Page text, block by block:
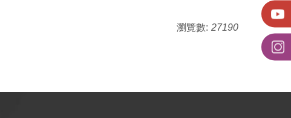
瀏覽數: 27190